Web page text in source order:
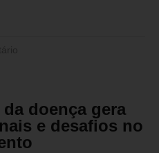
doença gera
e desafios no